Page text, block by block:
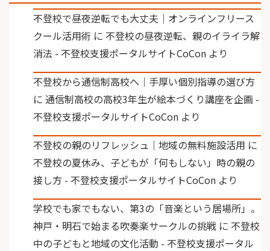
不登校で昼夜逆転でも大丈夫｜オンラインフリース
クール活用術 に 不登校の昼夜逆転、親のイライラ解
消法 - 不登校支援ポータルサイトCoCon より
不登校から通信制高校へ｜手厚い個別指導の選び方
に 通信制高校の高校3年生が絵本づくり講座を企画 -
不登校支援ポータルサイトCoCon より
不登校の親のリフレッシュ｜地域の無料施設活用 に
不登校の夏休み、子どもが「何もしない」時の親の
接し方 - 不登校支援ポータルサイトCoCon より
学校でも家でもない、第3の「音楽という居場所」。
神戸・明石で始まる吹奏楽サークルの挑戦 に 不登校
中の子どもと地域の文化活動 - 不登校支援ポータル